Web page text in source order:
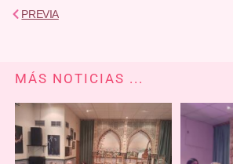
AntPREVIA
MÁS NOTICIAS ...